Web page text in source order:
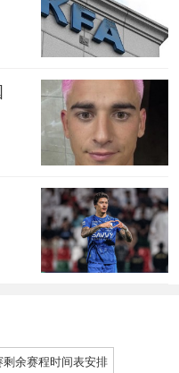
剩余赛程时间表安排